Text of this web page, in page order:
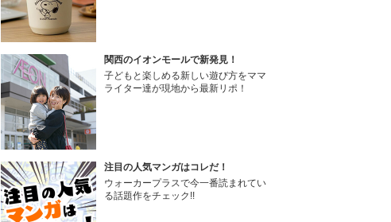
関西のイオンモールで新発見！
子どもと楽しめる新しい遊び方をママ
ライター達が現地から最新リポ！
注目の人気マンガはコレだ！
ウォーカープラスで今一番読まれてい
る話題作をチェック!!